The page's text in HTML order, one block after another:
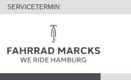
SERVICETERMIN